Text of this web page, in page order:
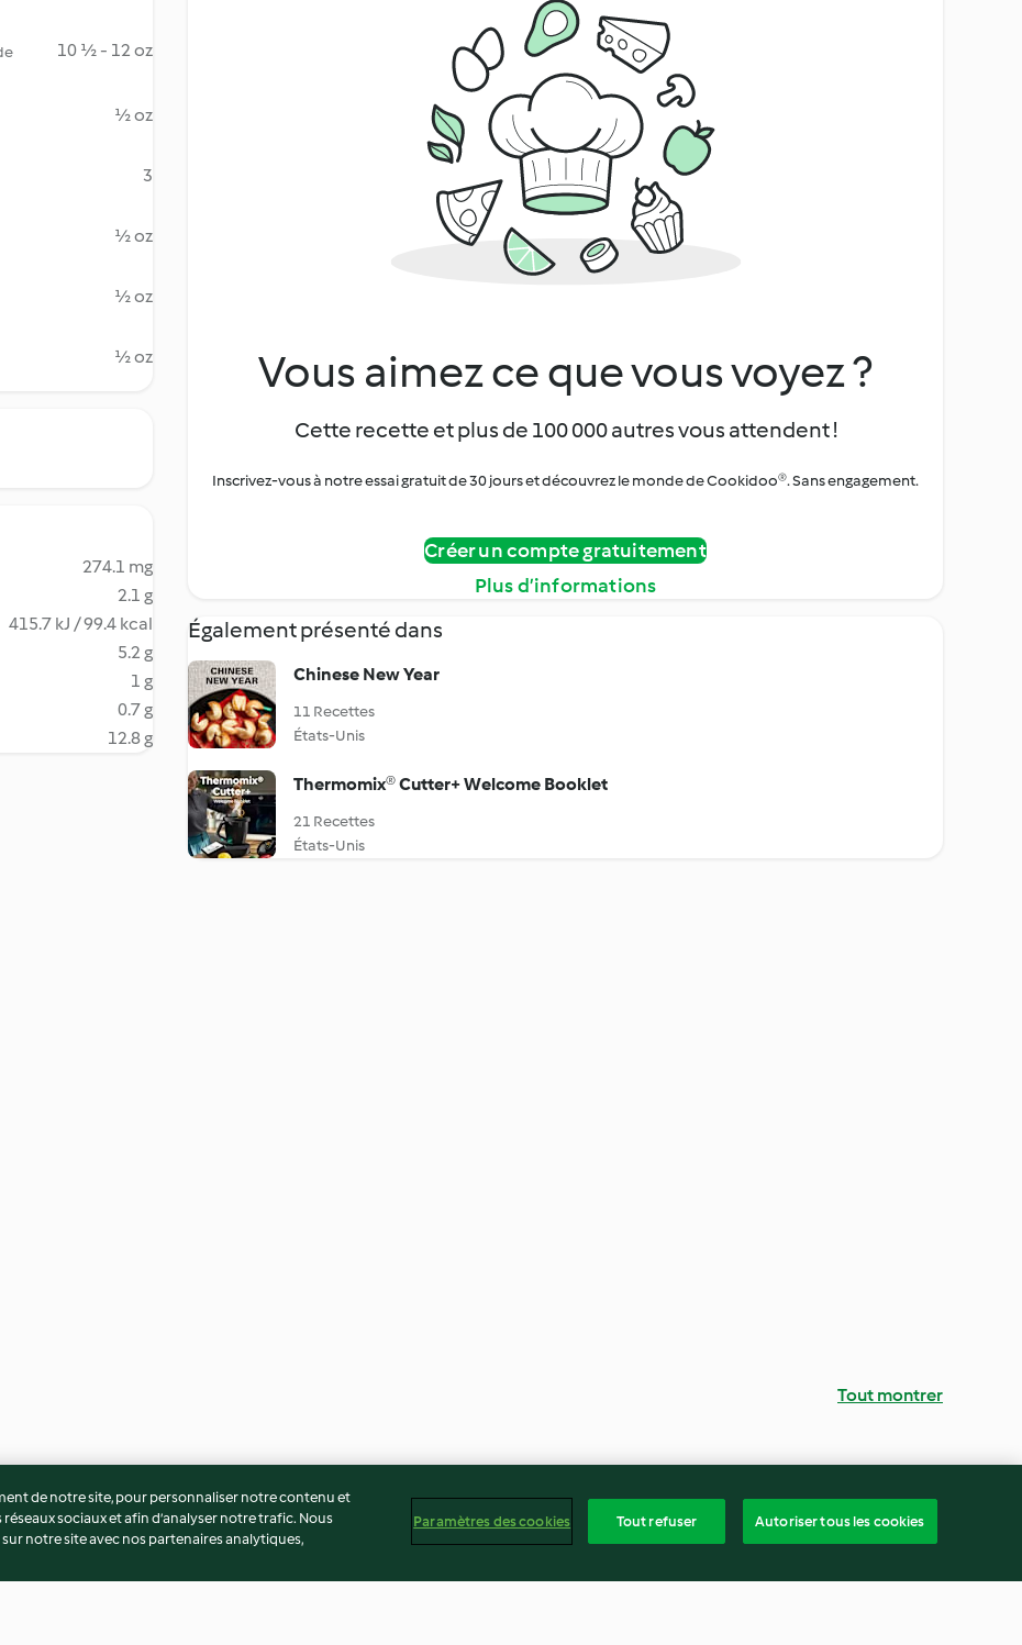
10 ½ - 12 oz
½ oz
3
½ oz
½ oz
½ oz
274.1 mg
2.1 g
415.7 kJ / 99.4 kcal
5.2 g
1 g
0.7 g
12.8 g
Vous aimez ce que vous voyez ?
Cette recette et plus de 100 000 autres vous attendent !
Inscrivez-vous à notre essai gratuit de 30 jours et découvrez le monde de Cookidoo®. Sans engagement.
Créer un compte gratuitement
Plus d’informations
Également présenté dans
Chinese New Year
11 Recettes
États-Unis
Thermomix® Cutter+ Welcome Booklet
21 Recettes
États-Unis
Tout montrer
de notre site, pour personnaliser notre contenu et
sociaux et afin d’analyser notre trafic. Nous
notre site avec nos partenaires analytiques,
Paramètres des cookies Tout refuser Autoriser tous les cookies